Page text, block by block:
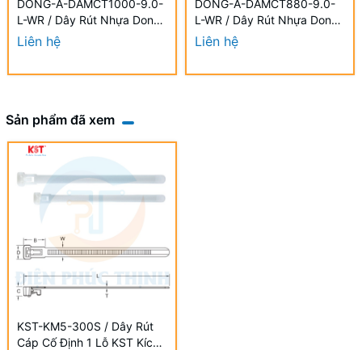
DONG-A-DAMCT1000-9.0-
L-WR / Dây Rút Nhựa Dong-
A 9.0×1000mm Chống UV
Liên hệ
DONG-A-DAMCT880-9.0-
L-WR / Dây Rút Nhựa Dong-
A 9.0×880mm Chống UV
Liên hệ
Sản phẩm đã xem
KST-KM5-300S / Dây Rút
Cáp Cố Định 1 Lỗ KST Kích